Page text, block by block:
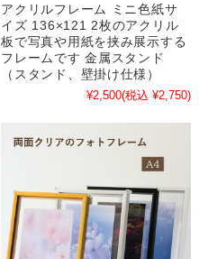
アクリルフレーム ミニ色紙サ
イズ 136×121 2枚のアクリル
板で写真や用紙を挟み展示する
フレームです 金属スタンド
（スタンド、壁掛け仕様）
¥2,500(税込 ¥2,750)